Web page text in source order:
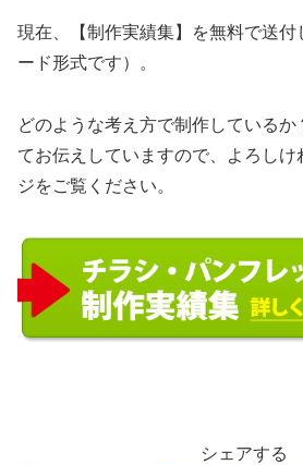
現在、【制作実績集】を無料で送付
ード形式です）。
どのような考え方で制作している
てお伝えしていますので、よろし
ジをご覧ください。
シェアする